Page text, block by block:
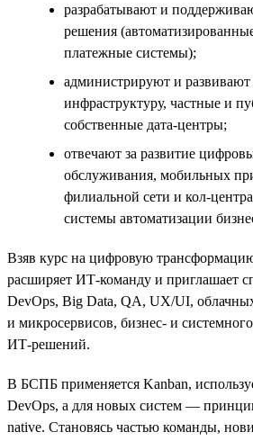
разрабатывают и
решения
платежные системы);
администрируют и
инфраструктуру, частные и
собственные дата-центры;
отвечают за развитие
обслуживания, мобильных
филиальной сети и кол-
системы автоматизации
Взяв курс на цифровую
расширяет ИТ-команду и приглашает
DevOps, Big Data, QA, UX/UI,
и микросервисов, бизнес- и
ИТ-решений.
В БСПБ применяется Kanban,
DevOps, а для новых систем —
native. Становясь частью команды,